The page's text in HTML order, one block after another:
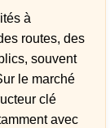
à
routes, des
souvent
le marché
clé
avec